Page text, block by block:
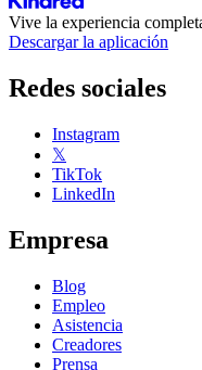
Vive la experiencia
Descargar la aplicación
Redes sociales
Instagram
𝕏
TikTok
LinkedIn
Empresa
Blog
Empleo
Asistencia
Creadores
Prensa